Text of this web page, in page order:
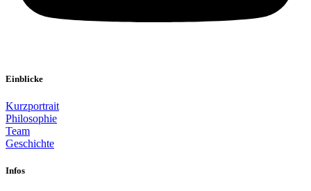
Einblicke
Kurzportrait
Philosophie
Team
Geschichte
Infos